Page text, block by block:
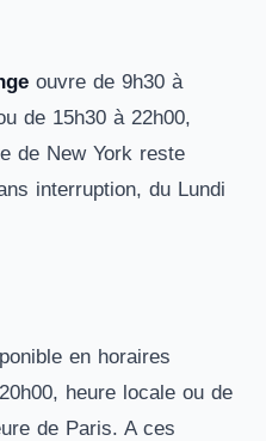
ouvre de 9h30 à
de 15h30 à 22h00,
de New York reste
interruption, du Lundi
en horaires
heure locale ou de
de Paris. A ces